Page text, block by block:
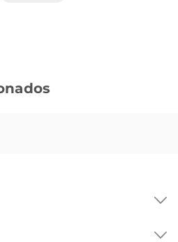
é extremamente versátil e
acompanhamentos